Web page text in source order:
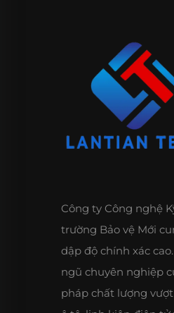
Công ty Công nghệ
trường Bảo vệ Mới
dập độ chính xác
ngũ chuyên nghiệp
pháp chất lượng